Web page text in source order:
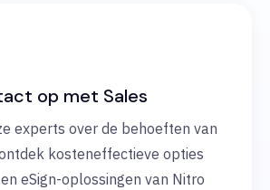
op met Sales
experts over de behoeften van
kosteneffectieve opties
en eSign-oplossingen van Nitro